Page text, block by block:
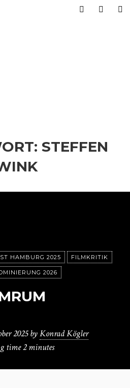
STEFFEN
HAMBURG 2025 FILMKRITIK
2026
2025 byKonrad Kögler
time2 minutes